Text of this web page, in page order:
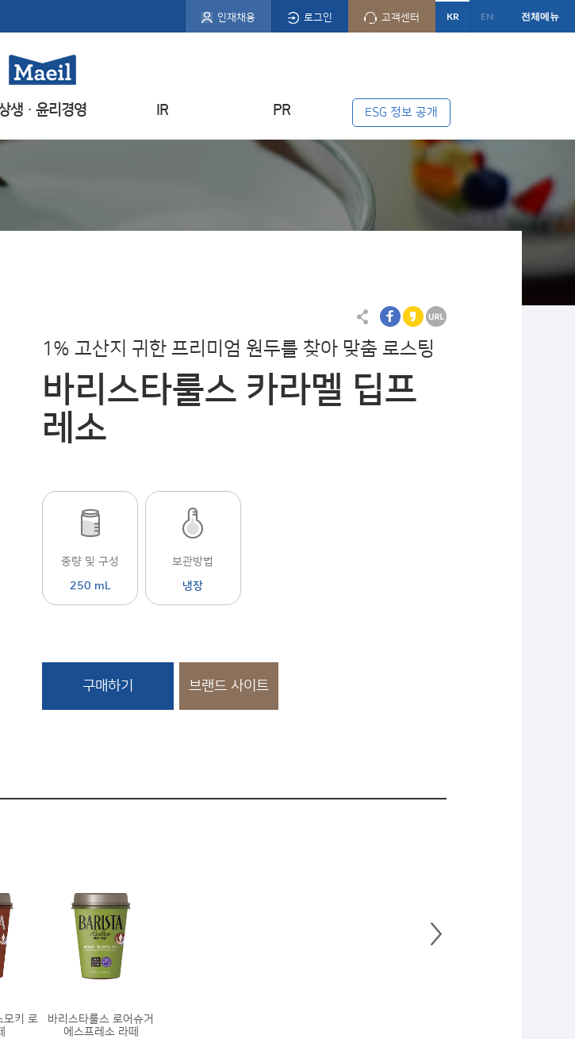
인재채용 로그인 고객센터 KR EN 전체메뉴
생ㆍ윤리경영 IR PR ESG 정보 공개
1% 고산지 귀한 프리미엄 원두를 찾아 맞춤 로스팅
바리스타룰스 카라멜 딥프
레소
중량 및 구성
250 mL
보관방법
냉장
구매하기 브랜드 사이트
모키 로
바리스타룰스 로어슈거
에스프레소 라떼